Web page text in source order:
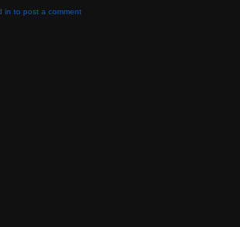
in to post a comment